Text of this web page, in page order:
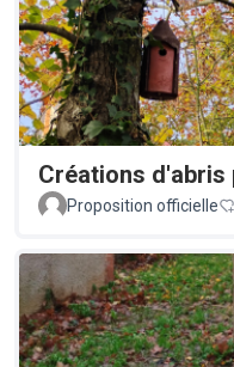
Créations d'abris
Proposition officielle